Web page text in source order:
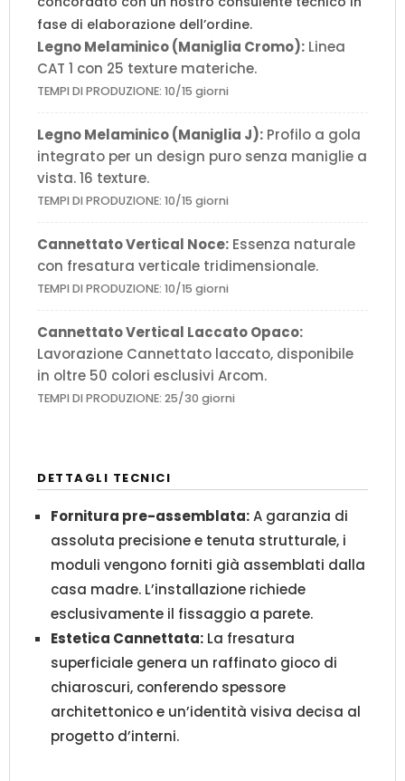
fase di elaborazione dell’ordine.
Legno Melaminico (Maniglia Cromo): Linea
CAT 1 con 25 texture materiche.
TEMPI DI PRODUZIONE: 10/15 giorni
Legno Melaminico (Maniglia J): Profilo a gola
integrato per un design puro senza maniglie a
vista. 16 texture.
TEMPI DI PRODUZIONE: 10/15 giorni
Cannettato Vertical Noce: Essenza naturale
con fresatura verticale tridimensionale.
TEMPI DI PRODUZIONE: 10/15 giorni
Cannettato Vertical Laccato Opaco:
Lavorazione Cannettato laccato, disponibile
in oltre 50 colori esclusivi Arcom.
TEMPI DI PRODUZIONE: 25/30 giorni
DETTAGLI TECNICI
Fornitura pre-assemblata:A garanzia di
assoluta precisione e tenuta strutturale, i
moduli vengono forniti già assemblati dalla
casa madre. L’installazione richiede
esclusivamente il fissaggio a parete.
Estetica Cannettata: La fresatura
superficiale genera un raffinato gioco di
chiaroscuri, conferendo spessore
architettonico e un’identità visiva decisa al
progetto d’interni.